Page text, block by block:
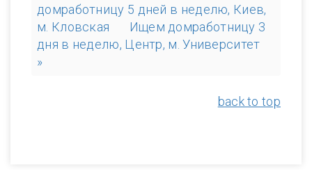
домработницу 5 дней в неделю, Киев,
м. Кловская
Ищем домработницу 3
дня в неделю, Центр, м. Университет
»
back to top